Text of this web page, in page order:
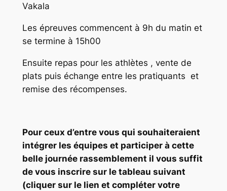
Vakala
Les épreuves commencent à 9h du matin et
se termine à 15h00
Ensuite repas pour les athlètes , vente de
plats puis échange entre les pratiquants et
remise des récompenses.
Pour ceux d’entre vous qui souhaiteraient
intégrer les équipes et participer à cette
belle journée rassemblement il vous suffit
de vous inscrire sur le tableau suivant
(cliquer sur le lien et compléter votre